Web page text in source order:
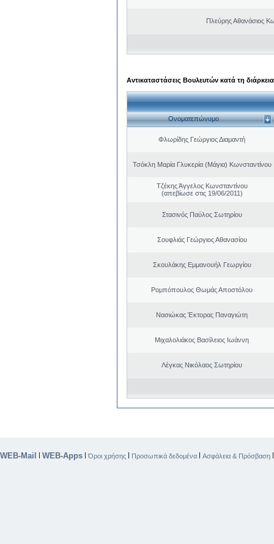
Πλεύρης Αθανάσιος
Αντικαταστάσεις Βουλευτών κατά τη
Ονοματεπώνυμο
Φλωρίδης Γεώργιος Διαμαντή
Τσόκλη Μαρία Γλυκερία (Μάγια) Κωνσταντίνου
Τζέκης Άγγελος Κωνσταντίνου
(απεβίωσε στις 19/06/2011)
Στασινός Παύλος Σωτηρίου
Σουφλιάς Γεώργιος Αθανασίου
Σκουλάκης Εμμανουήλ Γεωργίου
Ρομπόπουλος Θωμάς Αποστόλου
Νασιώκας Έκτορας Παναγιώτη
Μιχαλολιάκος Βασίλειος Ιωάννη
Λέγκας Νικόλαος Σωτηρίου
WEB-Mail | WEB-Apps |Όροι χρήσης | Προσωπικά δεδομένα | Ασφάλεια & Πρόσβαση